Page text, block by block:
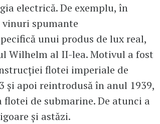
electrică. De exemplu, în
vinuri spumante
unui produs de lux real,
Wilhelm al II-lea. Motivul a fost
flotei imperiale de
și apoi reintrodusă în anul 1939,
de submarine. De atunci a
și astăzi.